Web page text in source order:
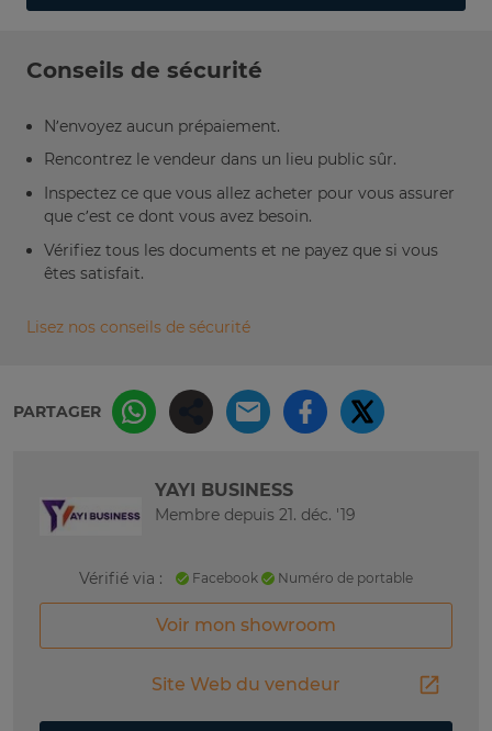
Conseils de sécurité
N’envoyez aucun prépaiement.
Rencontrez le vendeur dans un lieu public sûr.
Inspectez ce que vous allez acheter pour vous assurer
que c’est ce dont vous avez besoin.
Vérifiez tous les documents et ne payez que si vous
êtes satisfait.
Lisez nos conseils de sécurité
PARTAGER
YAYI BUSINESS
Membre depuis 21. déc. '19
Vérifié via : Facebook Numéro de portable
Voir mon showroom
Site Web du vendeur